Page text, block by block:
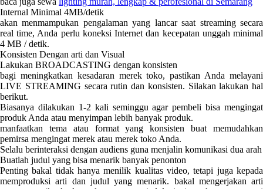
Internal Minimal 4MB/detik
akan menmampukan pengalaman yang lancar saat streaming secara
real time, Anda perlu koneksi Internet dan kecepatan unggah minimal
4 MB / detik.
Konsisten Dengan arti dan Visual
Lakukan BROADCASTING dengan konsisten
bagi meningkatkan kesadaran merek toko, pastikan Anda melayani
LIVE STREAMING secara rutin dan konsisten. Silakan lakukan hal
berikut.
Biasanya dilakukan 1-2 kali seminggu agar pembeli bisa mengingat
produk Anda atau menyimpan lebih banyak produk.
manfaatkan tema atau format yang konsisten buat memudahkan
pemirsa mengingat merek atau merek toko Anda.
Selalu berinteraksi dengan audiens guna menjalin komunikasi dua arah
Buatlah judul yang bisa menarik banyak penonton
Penting bakal tidak hanya menilik kualitas video, tetapi juga kepada
memproduksi arti dan judul yang menarik. bakal mengerjakan arti